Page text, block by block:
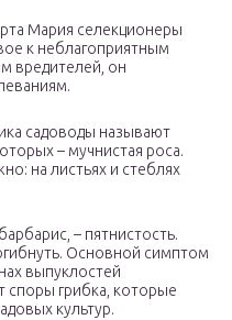
Мария селекционеры
к неблагоприятным
вредителей, он
садоводы называют
– мучнистая роса.
на листьях и стеблях
– пятнистость.
Основной симптом
выпуклостей
споры грибка, которые
культур.